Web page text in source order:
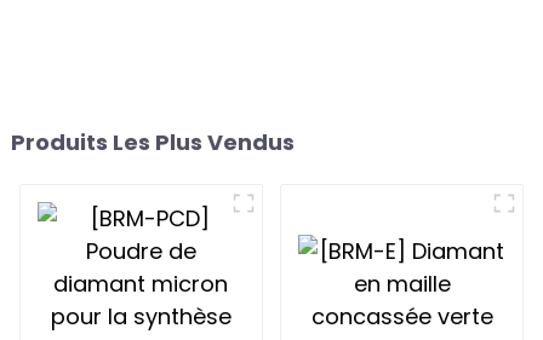
Produits Les Plus Vendus